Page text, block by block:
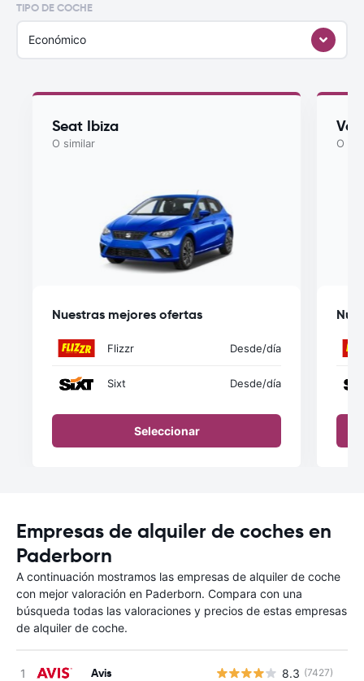
TIPO DE COCHE
Económico
Seat Ibiza
O similar
Nuestras mejores ofertas
Flizzr Desde/día
Sixt Desde/día
Seleccionar
O
Empresas de alquiler de coches en
Paderborn
A continuación mostramos las empresas de alquiler de coche
con mejor valoración en Paderborn. Compara con una
búsqueda todas las valoraciones y precios de estas empresas
de alquiler de coche.
Avis 8.3 (7427)